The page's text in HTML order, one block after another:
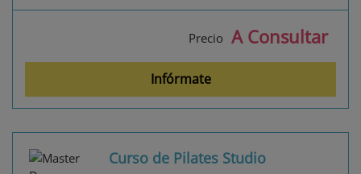
Precio A Consultar
Infórmate
Curso de Pilates Studio